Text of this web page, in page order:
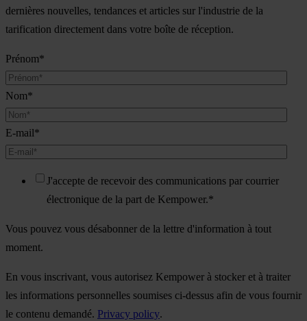
dernières nouvelles, tendances et articles sur l'industrie de la
tarification directement dans votre boîte de réception.
Prénom*
Nom*
E-mail*
J'accepte de recevoir des communications par courrier
électronique de la part de Kempower.*
Vous pouvez vous désabonner de la lettre d'information à tout
moment.
En vous inscrivant, vous autorisez Kempower à stocker et à traiter
les informations personnelles soumises ci-dessus afin de vous fournir
le contenu demandé. Privacy policy.